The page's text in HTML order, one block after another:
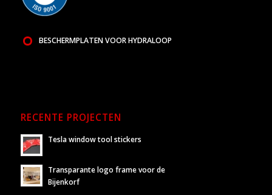
BESCHERMPLATEN VOOR HYDRALOOP
RECENTE PROJECTEN
Tesla window tool stickers
Transparante logo frame voor de
Bijenkorf